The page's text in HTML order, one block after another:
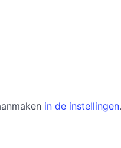
in de instellingen.